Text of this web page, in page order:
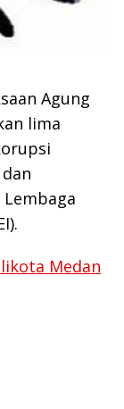
Agung
lima
Medan